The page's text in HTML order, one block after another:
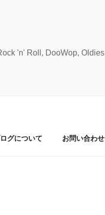
'n' Roll, DooWop, Oldies
グについて お問い合わせ